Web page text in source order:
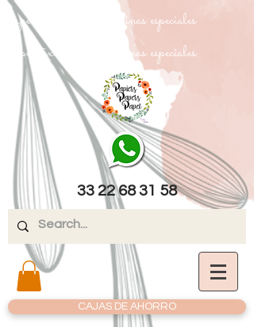
papel texturizado cartulinas especiales
papel texturizado cartulinas especiales
33 22 68 31 58
CAJAS DE AHORRO